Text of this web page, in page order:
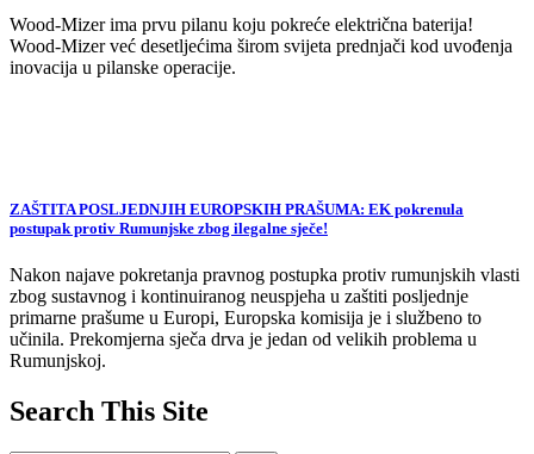
Wood-Mizer ima prvu pilanu koju pokreće električna baterija!
Wood-Mizer već desetljećima širom svijeta prednjači kod uvođenja
inovacija u pilanske operacije.
ZAŠTITA POSLJEDNJIH EUROPSKIH PRAŠUMA: EK pokrenula
postupak protiv Rumunjske zbog ilegalne sječe!
Nakon najave pokretanja pravnog postupka protiv rumunjskih vlasti
zbog sustavnog i kontinuiranog neuspjeha u zaštiti posljednje
primarne prašume u Europi, Europska komisija je i službeno to
učinila. Prekomjerna sječa drva je jedan od velikih problema u
Rumunjskoj.
Search This Site